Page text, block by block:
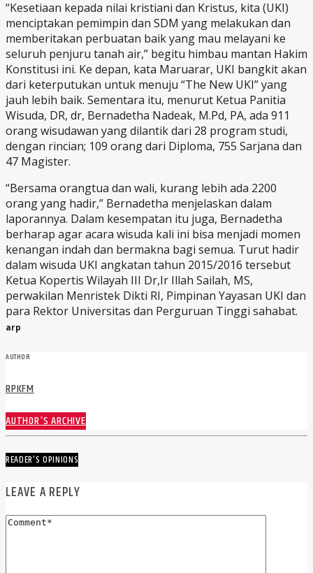
“Kesetiaan kepada nilai kristiani dan Kristus, kita (UKI)
menciptakan pemimpin dan SDM yang melakukan dan
memberitakan perbuatan baik yang mau melayani ke
seluruh penjuru tanah air,” begitu himbau mantan Hakim
Konstitusi ini. Ke depan, kata Maruarar, UKI bangkit akan
dari keterputukan untuk menuju “The New UKI” yang
jauh lebih baik. Sementara itu, menurut Ketua Panitia
Wisuda, DR, dr, Bernadetha Nadeak, M.Pd, PA, ada 911
orang wisudawan yang dilantik dari 28 program studi,
dengan rincian; 109 orang dari Diploma, 755 Sarjana dan
47 Magister.
“Bersama orangtua dan wali, kurang lebih ada 2200
orang yang hadir,” Bernadetha menjelaskan dalam
laporannya. Dalam kesempatan itu juga, Bernadetha
berharap agar acara wisuda kali ini bisa menjadi momen
kenangan indah dan bermakna bagi semua. Turut hadir
dalam wisuda UKI angkatan tahun 2015/2016 tersebut
Ketua Kopertis Wilayah III Dr,Ir Illah Sailah, MS,
perwakilan Menristek Dikti RI, Pimpinan Yayasan UKI dan
para Rektor Universitas dan Perguruan Tinggi sahabat.
arp
AUTHOR
RPKFM
AUTHOR'S ARCHIVE
READER'S OPINIONS
LEAVE A REPLY